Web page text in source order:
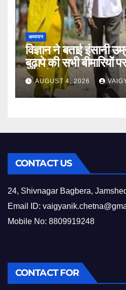
अध्ययन
विज्ञान ने बताई इंसानी
बुढ़ापे की सभी बीमारियों
नहीं होगा ‘अमर’
AUGUST 4, 2026
CONTACT US
24, Shivnagar Bagbera,
Email ID:
Mobile No: 8809919248
CONTACT FOR